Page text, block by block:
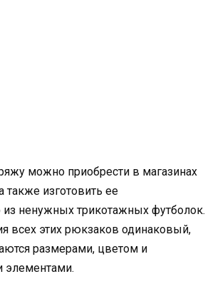
можно приобрести в магазинах
также изготовить ее
из ненужных трикотажных футболок.
всех этих рюкзаков одинаковый,
размерами, цветом и
элементами.